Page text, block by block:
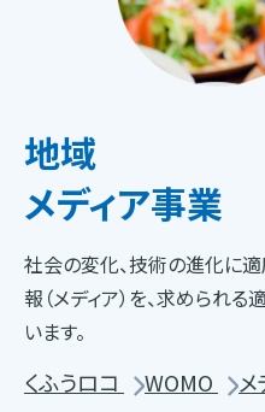
地域
メディア事業
社会の変化、技術の進化に
報（メディア）を、求められ
います。
くふうロコ WOMO